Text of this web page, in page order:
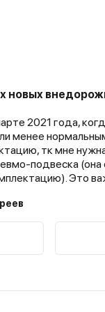
новых
2021 года,
менее
тк мне
подвеска (она
Это
юг, а также люблю
подвески
чувствуются
При выборе
более сбитым,